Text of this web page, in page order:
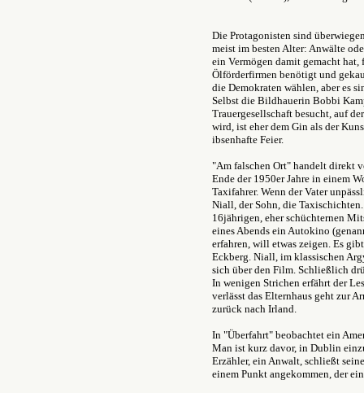
Die Protagonisten sind
meist im besten Alter: Anwälte
ein Vermögen damit gemacht
Ölförderfirmen benötigt und
die Demokraten wählen, aber es
Selbst die Bildhauerin Bobbi
Trauergesellschaft besucht, auf
wird, ist eher dem Gin als der
ibsenhafte Feier.
"Am falschen Ort" handelt direkt
Ende der 1950er Jahre in einem
Taxifahrer. Wenn der Vater
Niall, der Sohn, die
16jährigen, eher schüchternen
eines Abends ein Autokino
erfahren, will etwas zeigen. Es
Eckberg. Niall, im klassischen
sich über den Film. Schließlich
In wenigen Strichen erfährt der
verlässt das Elternhaus geht zur
zurück nach Irland.
In "Überfahrt" beobachtet ein
Man ist kurz davor, in Dublin
Erzähler, ein Anwalt, schließt
einem Punkt angekommen, der